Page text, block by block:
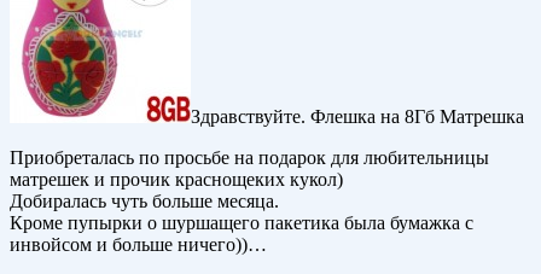
Здравствуйте. Флешка на 8Гб Матрешка
Приобреталась по просьбе на подарок для любительницы
матрешек и прочик краснощеких кукол)
Добиралась чуть больше месяца.
Кроме пупырки о шуршащего пакетика была бумажка с
инвойсом и больше ничего))…